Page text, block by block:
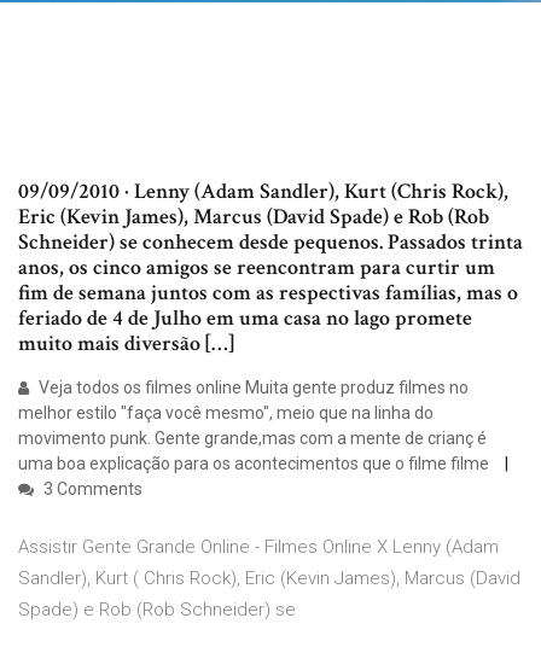
09/09/2010 · Lenny (Adam Sandler), Kurt (Chris Rock),
Eric (Kevin James), Marcus (David Spade) e Rob (Rob
Schneider) se conhecem desde pequenos. Passados trinta
anos, os cinco amigos se reencontram para curtir um
fim de semana juntos com as respectivas famílias, mas o
feriado de 4 de Julho em uma casa no lago promete
muito mais diversão […]
Veja todos os filmes online Muita gente produz filmes no
melhor estilo "faça você mesmo", meio que na linha do
movimento punk. Gente grande,mas com a mente de crianç é
uma boa explicação para os acontecimentos que o filme filme
3 Comments
Assistir Gente Grande Online - Filmes Online X Lenny (Adam
Sandler), Kurt ( Chris Rock), Eric (Kevin James), Marcus (David
Spade) e Rob (Rob Schneider) se